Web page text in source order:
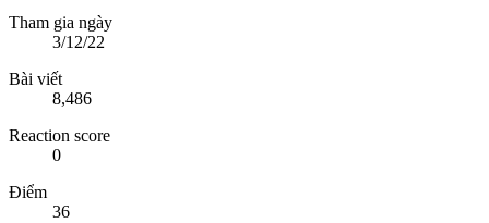
Tham gia ngày
3/12/22
Bài viết
8,486
Reaction score
0
Điểm
36